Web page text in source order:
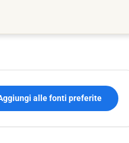
alle fonti preferite